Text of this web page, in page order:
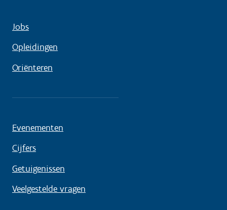
Jobs
Opleidingen
Oriënteren
Evenementen
Cijfers
Getuigenissen
Veelgestelde vragen